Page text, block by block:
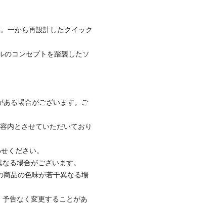
一から再設計したクイック
のコンセプトを踏襲したソ
る場合がございます。ご
内とさせていただいており
ください。
る場合がございます。
品の色味が若干異なる場
告なく変更することがあ